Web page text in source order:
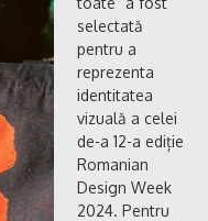
selectată
pentru a
reprezenta
identitatea
vizuală a celei
de-a 12-a ediție
Romanian
Design Week
2024. Pentru